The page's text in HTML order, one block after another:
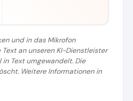
und in das Mikrofon
an unseren KI-Dienstleister
Text umgewandelt. Die
Weitere Informationen in